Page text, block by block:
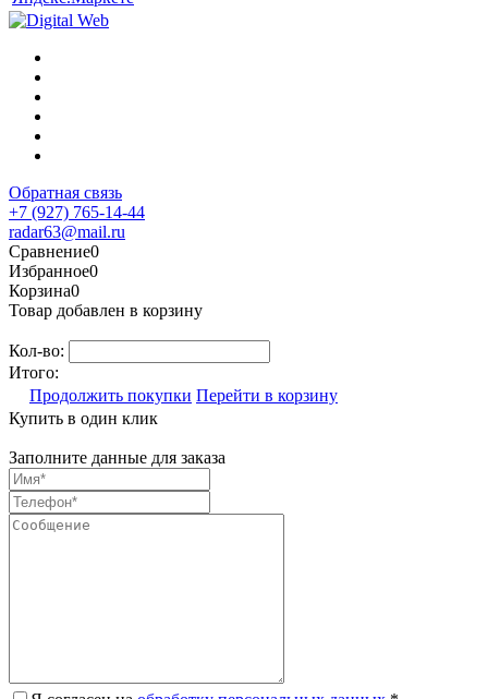
Обратная связь
+7 (927) 765-14-44
radar63@mail.ru
Сравнение0
Избранное0
Корзина0
Товар добавлен в корзину
Кол-во:
Итого:
Продолжить покупки Перейти в корзину
Купить в один клик
Заполните данные для заказа